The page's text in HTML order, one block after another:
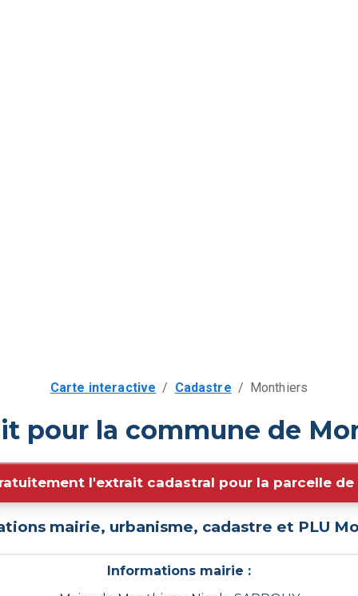
Carte interactive / Cadastre / Monthiers
pour la commune de
l'extrait cadastral pour la parcelle de
mairie, urbanisme, cadastre et PLU
Informations mairie :